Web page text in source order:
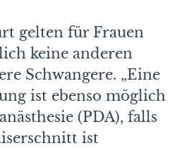
gelten für Frauen
keine anderen
Schwangere. „Eine
ist ebenso möglich
(PDA), falls
ist